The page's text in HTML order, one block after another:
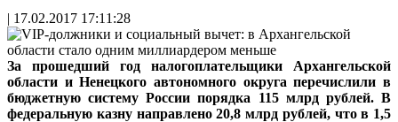
| 17.02.2017 17:11:28
За прошедший год налогоплательщики Архангельской
области и Ненецкого автономного округа перечислили в
бюджетную систему России порядка 115 млрд рублей. В
федеральную казну направлено 20,8 млрд рублей, что в 1,5